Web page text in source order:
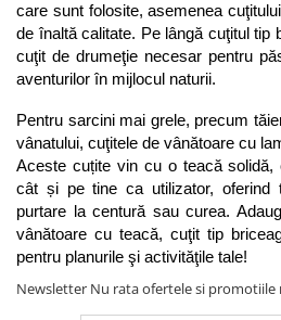
care sunt folosite, asemenea
de înaltă calitate. Pe lângă cuţitul tip
cuţit de drumeţie necesar pentru
aventurilor în mijlocul naturii.
Pentru sarcini mai grele, precum
vânatului, cuţitele de vânătoare cu
Aceste cuțite vin cu o teacă solidă,
cât și pe tine ca utilizator, oferind
purtare la centură sau curea.
vânătoare cu teacă, cuţit tip
pentru planurile şi activităţile tale!
Newsletter Nu rata ofertele si promotiile